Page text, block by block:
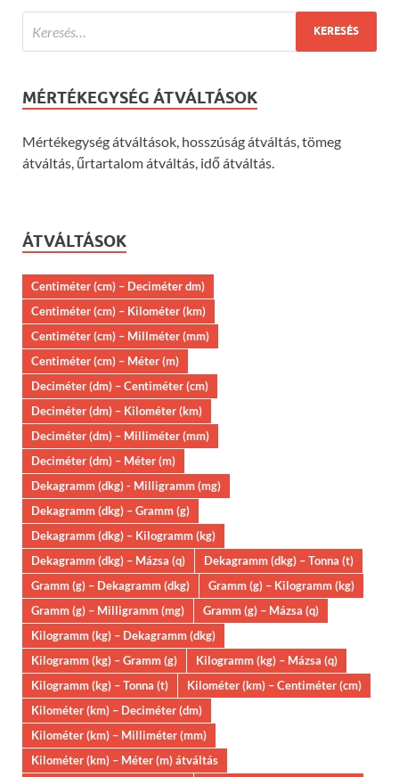
MÉRTÉKEGYSÉG ÁTVÁLTÁSOK
Mértékegység átváltások, hosszúság átváltás, tömeg
átváltás, űrtartalom átváltás, idő átváltás.
ÁTVÁLTÁSOK
Centiméter (cm) – Deciméter dm)
Centiméter (cm) – Kilométer (km)
Centiméter (cm) – Millméter (mm)
Centiméter (cm) – Méter (m)
Deciméter (dm) – Centiméter (cm)
Deciméter (dm) – Kilométer (km)
Deciméter (dm) – Milliméter (mm)
Deciméter (dm) – Méter (m)
Dekagramm (dkg) - Milligramm (mg)
Dekagramm (dkg) – Gramm (g)
Dekagramm (dkg) – Kilogramm (kg)
Dekagramm (dkg) – Mázsa (q)
Dekagramm (dkg) – Tonna (t)
Gramm (g) – Dekagramm (dkg)
Gramm (g) – Kilogramm (kg)
Gramm (g) – Milligramm (mg)
Gramm (g) – Mázsa (q)
Kilogramm (kg) – Dekagramm (dkg)
Kilogramm (kg) – Gramm (g)
Kilogramm (kg) – Mázsa (q)
Kilogramm (kg) – Tonna (t)
Kilométer (km) – Centiméter (cm)
Kilométer (km) – Deciméter (dm)
Kilométer (km) – Milliméter (mm)
Kilométer (km) – Méter (m) átváltás